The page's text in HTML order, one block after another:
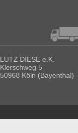
LUTZ DIESE e.K.
Klerschweg 5
50968 Köln (Bayenthal)